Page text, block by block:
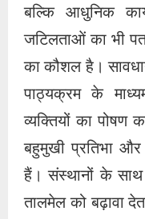
बल्कि आधुनिक
जटिलताओं का भी
का कौशल है।
पाठ्यक्रम के
व्यक्तियों का पोषण
बहुमुखी प्रतिभा
हैं। संस्थानों के साथ
तालमेल को बढ़ावा